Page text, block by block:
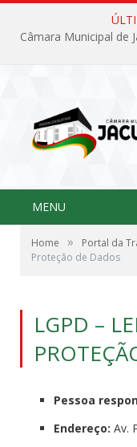
MENU
Home » Portal da
Proteção de Dados
LGPD –
Pessoa
Endereço: Av.